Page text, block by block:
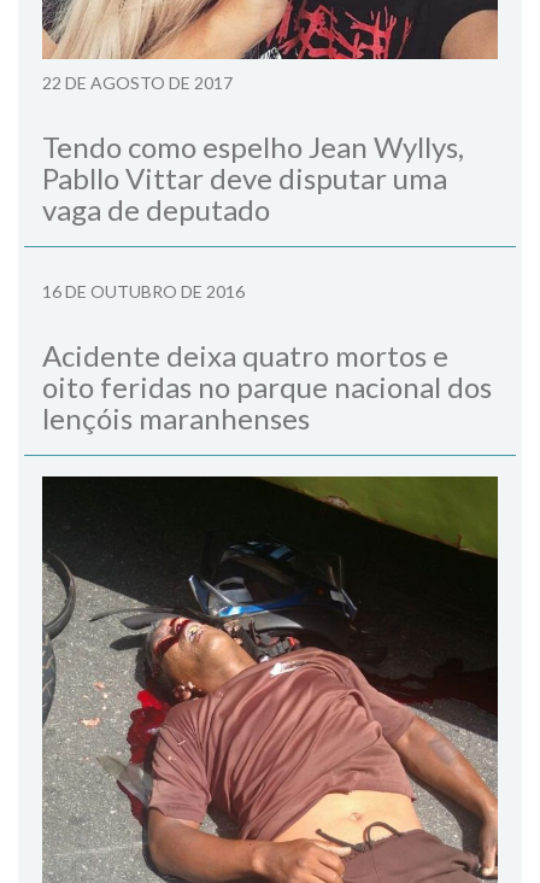
22 DE AGOSTO DE 2017
Tendo como espelho Jean Wyllys,
Pabllo Vittar deve disputar uma
vaga de deputado
16 DE OUTUBRO DE 2016
Acidente deixa quatro mortos e
oito feridas no parque nacional dos
lençóis maranhenses